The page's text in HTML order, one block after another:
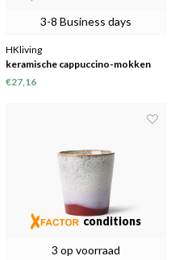
3-8 Business days
HKliving
keramische cappuccino-mokken
van 70's set van 4
€27,16
3 op voorraad
conditions